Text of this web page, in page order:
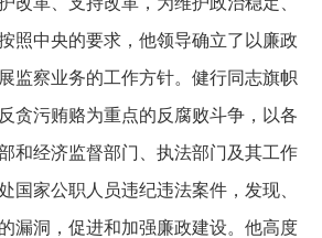
照中央的要求，他领导确立了以廉政
监察业务的工作方针。健行同志旗帜
贪污贿赂为重点的反腐败斗争，以各
和经济监督部门、执法部门及其工作
国家公职人员违纪违法案件，发现、
漏洞，促进和加强廉政建设。他高度